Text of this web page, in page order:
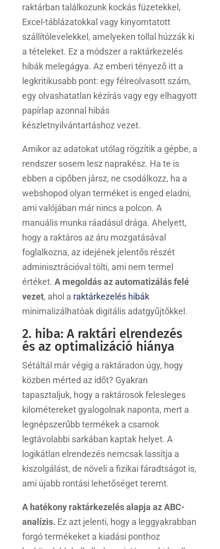
raktárban találkozunk kockás füzetekkel,
Excel-táblázatokkal vagy kinyomtatott
szállítólevelekkel, amelyeken tollal húzzák ki
a tételeket. Ez a módszer a raktárkezelés
hibák melegágya. Az emberi tényező itt a
legkritikusabb pont: egy félreolvasott szám,
egy olvashatatlan kézírás vagy egy elhagyott
papírlap azonnal hibás
készletnyilvántartáshoz vezet.
Amikor az adatokat utólag rögzítik a gépbe, a
rendszer sosem lesz naprakész. Ha te is
ebben a cipőben jársz, ne csodálkozz, ha a
webshopod olyan terméket is enged eladni,
ami valójában már nincs a polcon. A
manuális munka ráadásul drága. Ahelyett,
hogy a raktáros az áru mozgatásával
foglalkozna, az idejének jelentős részét
adminisztrációval tölti, ami nem termel
értéket. A megoldás az automatizálás felé
vezet, ahol a raktárkezelés hibák
minimalizálhatóak digitális adatgyűjtőkkel.
2. hiba: A raktári elrendezés
és az optimalizáció hiánya
Sétáltál már végig a raktáradon úgy, hogy
közben mérted az időt? Gyakran
tapasztaljuk, hogy a raktárosok felesleges
kilométereket gyalogolnak naponta, mert a
legnépszerűbb termékek a csarnok
legtávolabbi sarkában kaptak helyet. A
logikátlan elrendezés nemcsak lassítja a
kiszolgálást, de növeli a fizikai fáradtságot is,
ami újabb rontási lehetőséget teremt.
A hatékony raktárkezelés alapja az ABC-
analízis. Ez azt jelenti, hogy a leggyakrabban
forgó termékeket a kiadási ponthoz